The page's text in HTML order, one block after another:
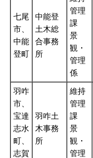
七尾
市、
中能
登町
中能登
土木総
合事務
所
管理
課
景
観・
管理
係
羽咋
市、
宝達
志水
町、
志賀
羽咋土
木事務
所
維持
管理
課
景
観・
管理